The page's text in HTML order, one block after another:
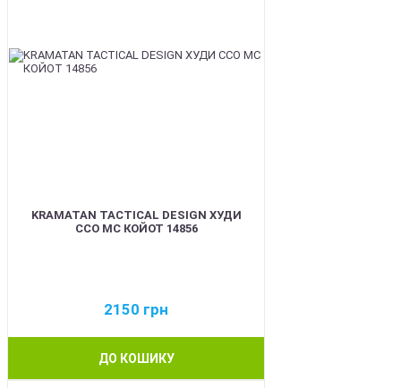
KRAMATAN TACTICAL DESIGN ХУДИ
ССО МС КОЙОТ 14856
2150 грн
ДО КОШИКУ